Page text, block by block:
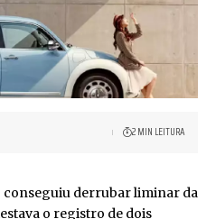
2 MIN LEITURA
conseguiu derrubar liminar da
o registro de dois